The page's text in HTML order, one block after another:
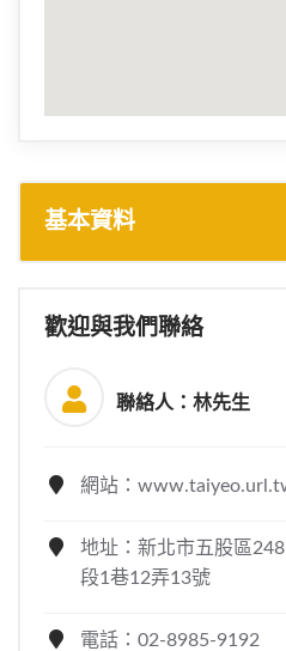
基本資料
歡迎與我們聯絡
聯絡人：林先生
網站：
地址：新北市五股區
段1巷12弄13號
電話：02-8985-9192